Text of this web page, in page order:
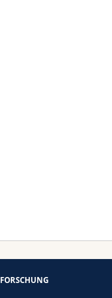
FORSCHUNG